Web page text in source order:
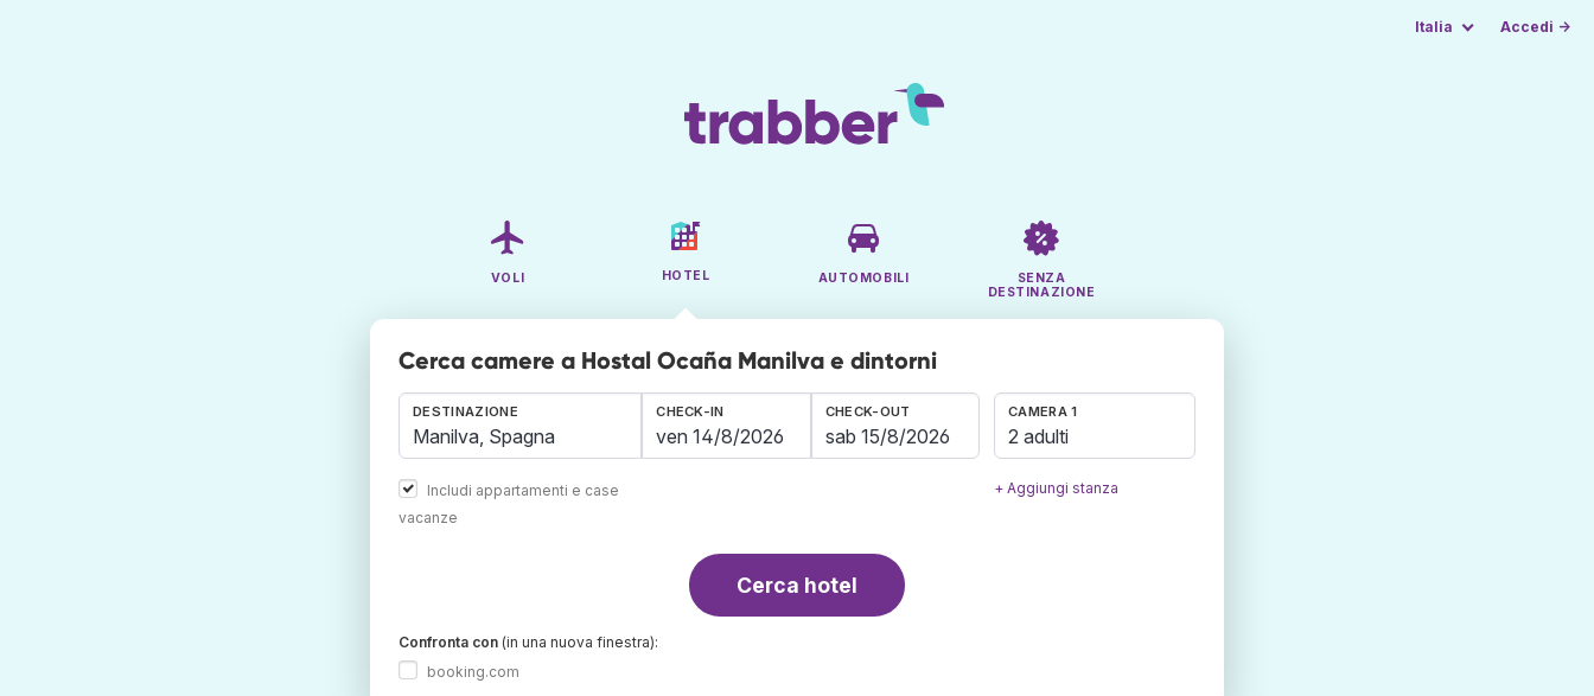
Italia Accedi →
VOLI HOTEL AUTOMOBILI
SENZA
DESTINAZIONE
Cerca camere a Hostal Ocaña Manilva e dintorni
DESTINAZIONE
Includi appartamenti e case
vacanze
CHECK-IN CHECK-OUT CAMERA 1
2 adulti
+ Aggiungi stanza
Cerca hotel
Confronta con (in una nuova finestra):
booking.com